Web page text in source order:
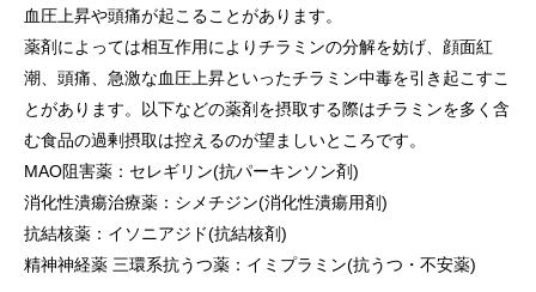
血圧上昇や頭痛が起こることがあります。
薬剤によっては相互作用によりチラミンの分解を妨げ、顔面紅
潮、頭痛、急激な血圧上昇といったチラミン中毒を引き起こすこ
とがあります。以下などの薬剤を摂取する際はチラミンを多く含
む食品の過剰摂取は控えるのが望ましいところです。
MAO阻害薬：セレギリン(抗パーキンソン剤)
消化性潰瘍治療薬：シメチジン(消化性潰瘍用剤)
抗結核薬：イソニアジド(抗結核剤)
精神神経薬 三環系抗うつ薬：イミプラミン(抗うつ・不安薬)